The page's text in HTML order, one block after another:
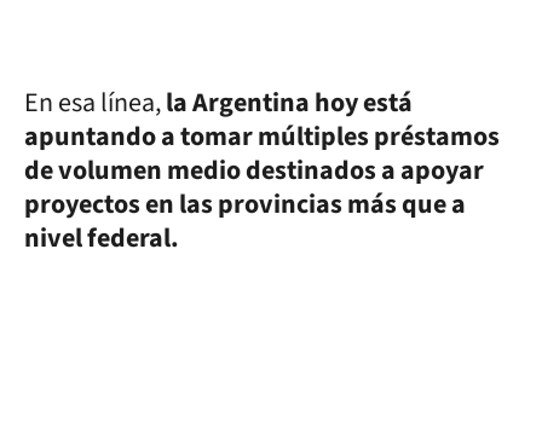
En esa línea,la Argentina hoy está
apuntando a tomar múltiples préstamos
de volumen medio destinados a apoyar
proyectos en las provincias más que a
nivel federal.